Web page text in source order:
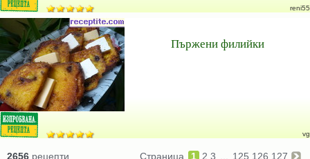
reni55
Пържени филийки
vg
2656 рецепти Страница 1 2 3 125 126 127